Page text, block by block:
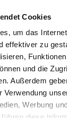
Cookies
um das
effektiver zu
und die
Außerdem
Verwendung
Werbung
erhalten
Das
Umsetzung
liegen allein
dena-
the future!“